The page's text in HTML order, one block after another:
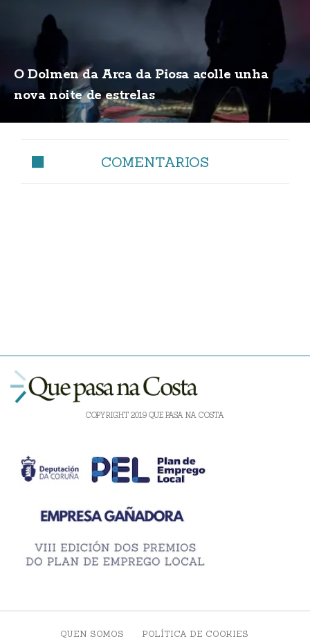
O Dolmen da Arca da Piosa acolle unha
nova noite de estrelas
COMENTARIOS
COPYRIGHT 2019 QUE PASA NA COSTA
QUEN SOMOS POLÍTICA DE COOKIES